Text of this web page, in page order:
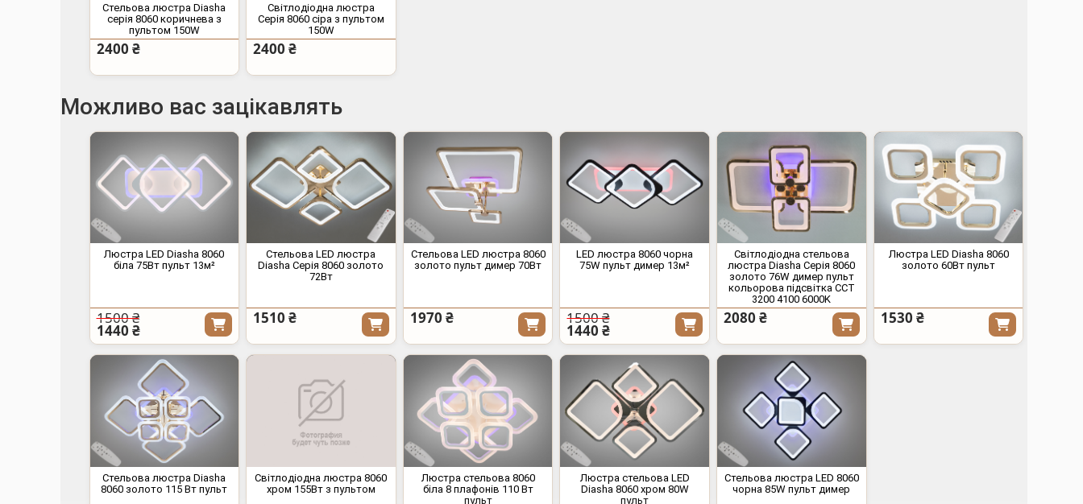
Стельова люстра Diasha
серія 8060 коричнева з
пультом 150W
2400 ₴
Світлодіодна люстра
Серія 8060 сіра з пультом
150W
2400 ₴
Можливо вас зацікавлять
Люстра LED Diasha 8060
біла 75Вт пульт 13м²
1500 ₴
1440 ₴
Стельова LED люстра
Diasha Серія 8060 золото
72Вт
1510 ₴
Стельова LED люстра 8060
золото пульт димер 70Вт
1970 ₴
LED люстра 8060 чорна
75W пульт димер 13м²
1500 ₴
1440 ₴
Світлодіодна стельова
люстра Diasha Серія 8060
золото 76W димер пульт
кольорова підсвітка CCT
3200 4100 6000K
2080 ₴
Люстра LED Diasha 8060
золото 60Вт пульт
1530 ₴
Стельова люстра Diasha
8060 золото 115 Вт пульт
Світлодіодна люстра 8060
хром 155Вт з пультом
Люстра стельова 8060
біла 8 плафонів 110 Вт
пульт
Люстра стельова LED
Diasha 8060 хром 80W
пульт
Стельова люстра LED 8060
чорна 85W пульт димер